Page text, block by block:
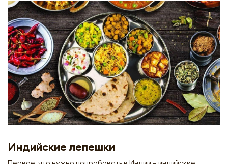
Индийские лепешки